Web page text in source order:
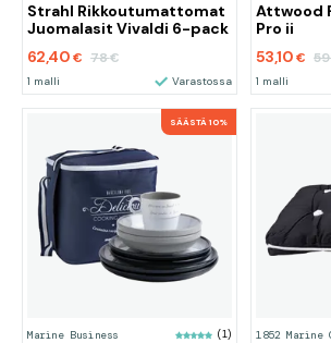
Strahl Rikkoutumattomat
Juomalasit Vivaldi 6-pack
62,40 € 78€
1 malli Varastossa
Attwood
Pro ii
53,10 € 59
1 malli
SÄÄSTÄ 10%
Marine Business (1) 1852 Marine